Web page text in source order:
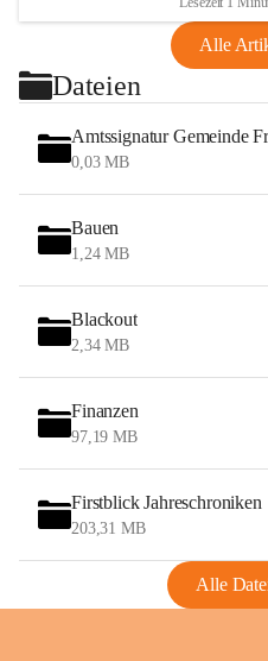
Alle
Dateien
Amtssignatur Gemeinde
0,03 MB
Bauen
1,24 MB
Blackout
2,34 MB
Finanzen
97,19 MB
Firstblick Jahreschroniken
203,31 MB
Alle